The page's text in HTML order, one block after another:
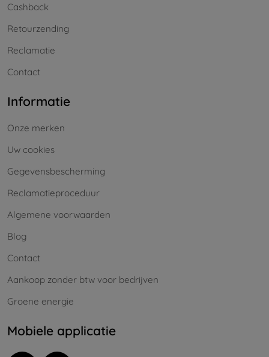
Cashback
Retourzending
Reclamatie
Contact
Informatie
Onze merken
Uw cookies
Gegevensbescherming
Reclamatieproceduur
Algemene voorwaarden
Blog
Contact
Aankoop zonder btw voor bedrijven
Groene energie
Mobiele applicatie